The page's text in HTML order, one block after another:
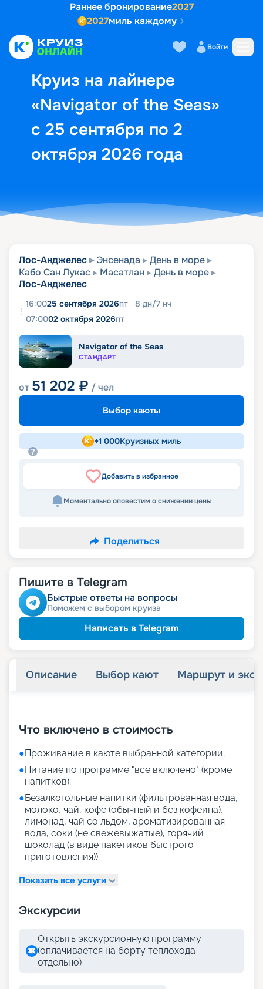
Раннее бронирование2027
2027миль каждому
Войти
Круиз на лайнере
«Navigator of the Seas»
с 25 сентября по 2
октября 2026 года
Выбор кают Маршрут и
Лос-Анджелес Энсенада
День в море
Кабо Сан Лукас
Масатлан
День в море
Лос-Анджелес
16:0025 сентября 2026пт 8 дн/7 нч
07:0002 октября 2026пт
Navigator of the Seas
СТАНДАРТ
от 51 202 ₽ / чел
Выбор каюты
+1 000Круизных миль
Добавить в избранное
Моментально оповестим о снижении цены
Поделиться
Пишите в Telegram
Быстрые ответы на вопросы
Поможем с выбором круиза
Написать в Telegram
Описание Выбор кают Маршрут и
Что включено в стоимость
●Проживание в каюте выбранной категории;
●Питание по программе "все включено" (кроме
напитков);
●Безалкогольные напитки (фильтрованная вода,
молоко, чай, кофе (обычный и без кофеина),
лимонад, чай со льдом, ароматизированная
вода, соки (не свежевыжатые), горячий
шоколад (в виде пакетиков быстрого
приготовления))
Показать все услуги
Экскурсии
Открыть экскурсионную программу
(оплачивается на борту теплохода
отдельно)